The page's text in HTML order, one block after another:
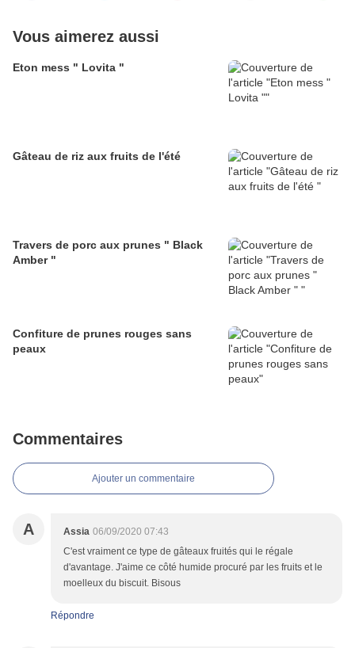
Vous aimerez aussi
Eton mess " Lovita "
Gâteau de riz aux fruits de l'été
Travers de porc aux prunes " Black
Amber "
Confiture de prunes rouges sans
peaux
Commentaires
Ajouter un commentaire
A Assia 06/09/2020 07:43
C'est vraiment ce type de gâteaux fruités qui le régale
d'avantage. J'aime ce côté humide procuré par les fruits et le
moelleux du biscuit. Bisous
Répondre